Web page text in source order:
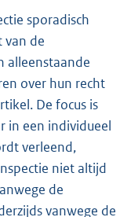
sporadisch
van de
alleenstaande
over hun recht
De focus is
in een individueel
verleend,
niet altijd
de
vanwege de